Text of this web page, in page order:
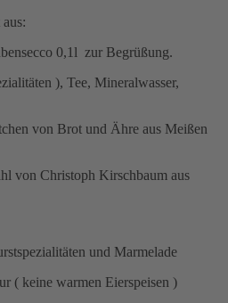
0,1l zur Begrüßung.
), Tee, Mineralwasser,
von Brot und Ähre aus Meißen
von Christoph Kirschbaum aus
und Marmelade
( keine warmen Eierspeisen )